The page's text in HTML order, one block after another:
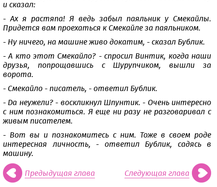
и сказал:
- Ах я растяпа! Я ведь забыл паяльник у Смекайлы.
Придется вам проехаться к Смекайле за паяльником.
- Ну ничего, на машине живо докатим, - сказал Бублик.
- А кто этот Смекайло? - спросил Винтик, когда наши
друзья, попрощавшись с Шурупчиком, вышли за
ворота.
- Смекайло - писатель, - ответил Бублик.
- Да неужели? - воскликнул Шпунтик. - Очень интересно
с ним познакомиться. Я еще ни разу не разговаривал с
живым писателем.
- Вот вы и познакомитесь с ним. Тоже в своем роде
интересная личность, - ответил Бублик, садясь в
машину.
Предыдущая глава Следующая глава